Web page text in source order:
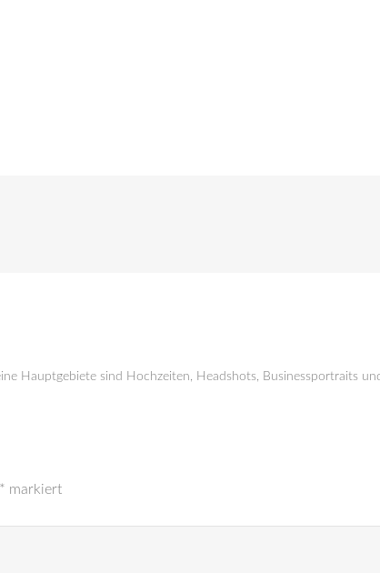
Hauptgebiete sind Hochzeiten, Headshots, Businessportraits
* markiert